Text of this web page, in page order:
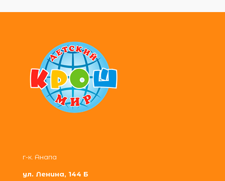
г-к. Анапа
ул. Ленина, 144 Б